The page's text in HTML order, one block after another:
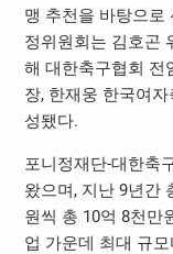
맹 추천을 바탕으로
정위원회는 김호곤
해 대한축구협회 전
장, 한재웅 한국여
성됐다.
포니정재단-대한축
왔으며, 지난 9년간
원씩 총 10억 8천만
업 가운데 최대 규모